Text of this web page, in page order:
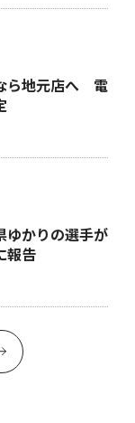
ら地元店へ 電
かりの選手が
報告